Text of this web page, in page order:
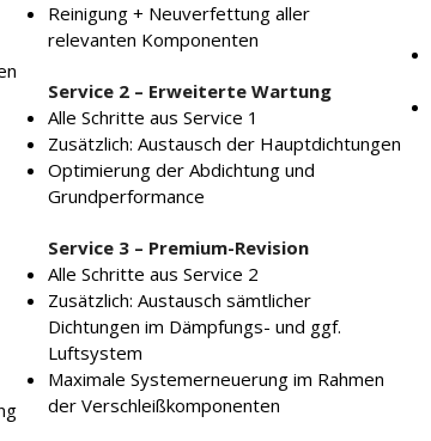
Reinigung + Neuverfettung aller
relevanten Komponenten
Service 2 – Erweiterte Wartung
Alle Schritte aus Service 1
Zusätzlich: Austausch der Hauptdichtungen
Optimierung der Abdichtung und
Grundperformance
Service 3 – Premium-Revision
Alle Schritte aus Service 2
Zusätzlich: Austausch sämtlicher
Dichtungen im Dämpfungs- und ggf.
Luftsystem
Maximale Systemerneuerung im Rahmen
der Verschleißkomponenten